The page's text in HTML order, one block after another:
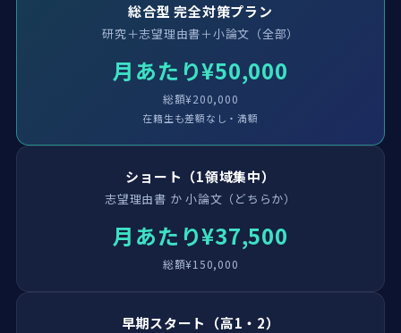
総合型 完全対策プラン
研究＋志望理由書＋小論文（全部）
月あたり¥50,000
総額¥200,000
在籍生も差額なし・満額
ショート（1領域集中）
志望理由書 か 小論文（どちらか）
月あたり¥37,500
総額¥150,000
早期スタート（高1・2）